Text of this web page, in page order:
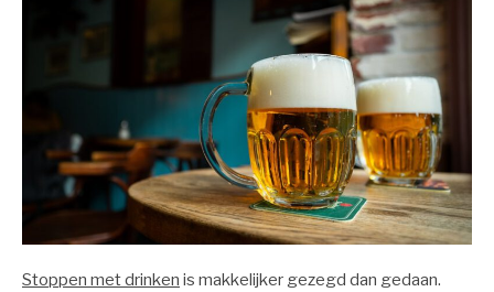
Stoppen met drinken is makkelijker gezegd dan gedaan.